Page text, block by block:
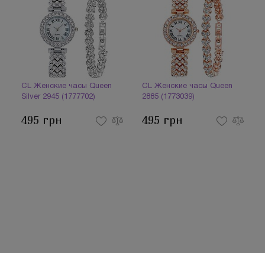
CL Женские часы Queen
Silver 2945 (1777702)
495 грн
CL Женские часы Queen
2885 (1773039)
495 грн